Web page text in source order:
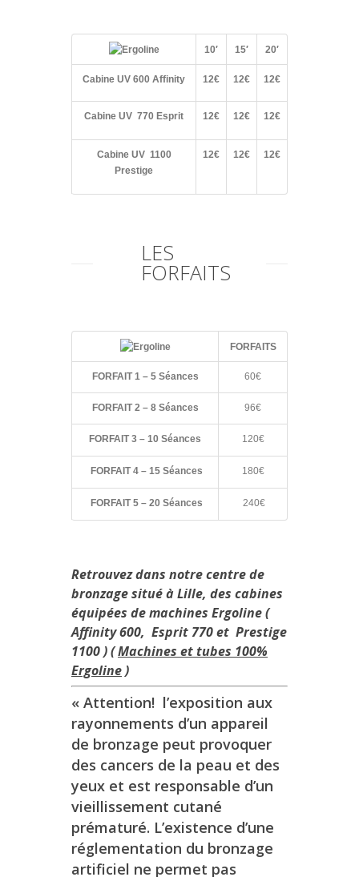
10′ 15′ 20′
Cabine UV 600 Affinity 12€ 12€ 12€
Cabine UV 770 Esprit 12€ 12€ 12€
Cabine UV 1100
Prestige
12€ 12€ 12€
LES
FORFAITS
FORFAITS
FORFAIT 1 – 5 Séances 60€
FORFAIT 2 – 8 Séances 96€
FORFAIT 3 – 10 Séances 120€
FORFAIT 4 – 15 Séances 180€
FORFAIT 5 – 20 Séances 240€
Retrouvez dans notre centre de
bronzage situé à Lille, des cabines
équipées de machines Ergoline (
Affinity 600, Esprit 770 et Prestige
1100 ) (Machines et tubes 100%
Ergoline)
« Attention! l’exposition aux
rayonnements d’un appareil
de bronzage peut provoquer
des cancers de la peau et des
yeux et est responsable d’un
vieillissement cutané
prématuré. L’existence d’une
réglementation du bronzage
artificiel ne permet pas